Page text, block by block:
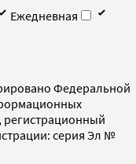
Ежедневная
Федеральной
регистрационный
серия Эл №